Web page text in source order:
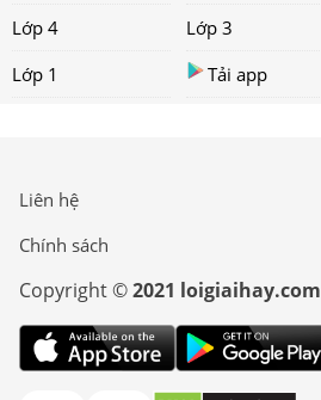
Lớp 4
Lớp 3
Lớp 1
Tải app
Liên hệ
Chính sách
Copyright ©2021 loigiaihay.com